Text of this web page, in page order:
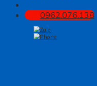
0962.076.138